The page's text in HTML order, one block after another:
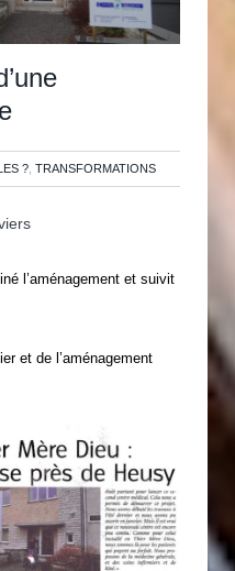
? TRANSFORMATIONS
l’aménagement et suivit
et de l’aménagement